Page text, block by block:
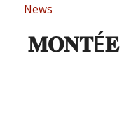
News
𝐌𝐎𝐍𝐓É𝐄